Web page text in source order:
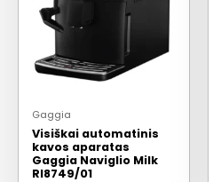
Gaggia
Visiškai automatinis
kavos aparatas
Gaggia Naviglio Milk
RI8749/01